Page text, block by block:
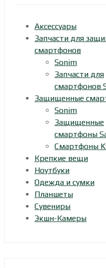
Аксессуары
Запчасти для
смартфонов
Sonim
Запчасти для
смартфонов
Защищенные
Sonim
Защищенные
смартфоны
Смартфоны
Крепкие вещи
Ноутбуки
Одежда и сумки
Планшеты
Сувениры
Экшн-Камеры